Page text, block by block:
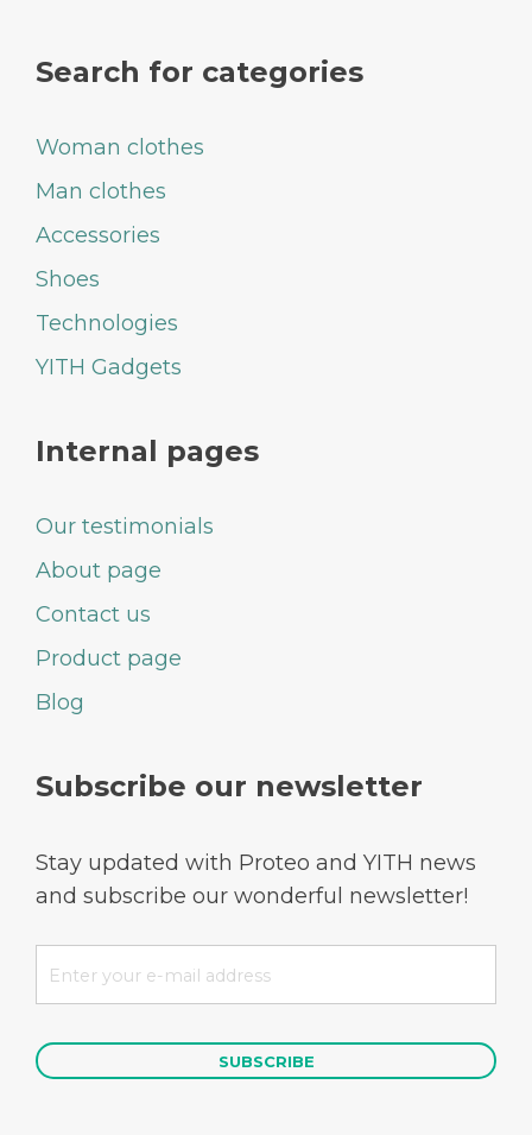
Search for categories
Woman clothes
Man clothes
Accessories
Shoes
Technologies
YITH Gadgets
Internal pages
Our testimonials
About page
Contact us
Product page
Blog
Subscribe our newsletter
Stay updated with Proteo and YITH news
and subscribe our wonderful newsletter!